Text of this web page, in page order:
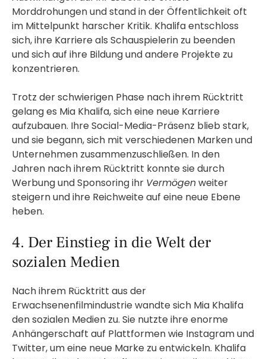
Morddrohungen und stand in der Öffentlichkeit oft
im Mittelpunkt harscher Kritik. Khalifa entschloss
sich, ihre Karriere als Schauspielerin zu beenden
und sich auf ihre Bildung und andere Projekte zu
konzentrieren.
Trotz der schwierigen Phase nach ihrem Rücktritt
gelang es Mia Khalifa, sich eine neue Karriere
aufzubauen. Ihre Social-Media-Präsenz blieb stark,
und sie begann, sich mit verschiedenen Marken und
Unternehmen zusammenzuschließen. In den
Jahren nach ihrem Rücktritt konnte sie durch
Werbung und Sponsoring ihr Vermögenweiter
steigern und ihre Reichweite auf eine neue Ebene
heben.
4. Der Einstieg in die Welt der
sozialen Medien
Nach ihrem Rücktritt aus der
Erwachsenenfilmindustrie wandte sich Mia Khalifa
den sozialen Medien zu. Sie nutzte ihre enorme
Anhängerschaft auf Plattformen wie Instagram und
Twitter, um eine neue Marke zu entwickeln. Khalifa